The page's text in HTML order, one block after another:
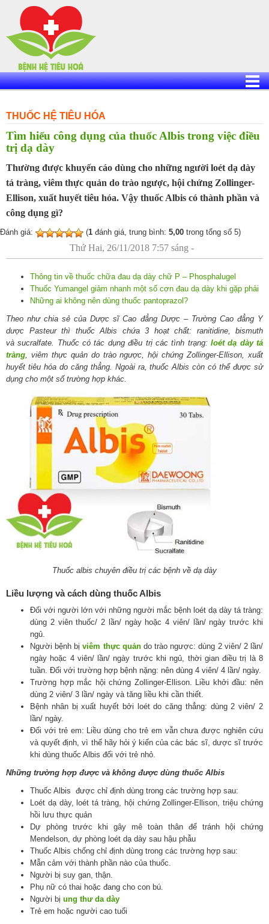
content
THUỐC HỆ TIÊU HÓA
Tìm hiểu công dụng của thuốc Albis trong việc điều
trị dạ dày
Thường được khuyến cáo dùng cho những người loét dạ dày
tá tràng, viêm thực quản do trào ngược, hội chứng Zollinger-
Ellison, xuất huyết tiêu hóa. Vậy thuốc Albis có thành phần và
công dụng gì?
Đánh giá: (1 đánh giá, trung bình: 5,00 trong tổng số 5)
Thứ Hai, 26/11/2018 7:57 sáng -
Thông tin về thuốc chữa đau dạ dày chữ P – Phosphalugel
Thuốc Yumangel giảm nhanh một số cơn đau dạ dày khi gặp phải
Những ai không nên dùng thuốc pantoprazol?
Theo như chia sẻ của Dược sĩ Cao đẳng Dược – Trường Cao đẳng Y
dược Pasteur thì thuốc Albis chứa 3 hoạt chất: ranitidine, bismuth
và sucralfate. Thuốc có tác dụng điều trị các tình trạng: loét dạ dày tá
tràng , viêm thực quản do trào ngược, hội chứng Zollinger-Ellison, xuất
huyết tiêu hóa do căng thẳng. Ngoài ra, thuốc Albis còn có thể được sử
dụng cho một số trường hợp khác.
Thuốc albis chuyên điều trị các bệnh về dạ dày
Liều lượng và cách dùng thuốc Albis
Đối với người lớn với những người mắc bệnh loét dạ dày tá tràng:
dùng 2 viên thuốc/ 2 lần/ ngày hoặc 4 viên/ lần/ ngày trước khi
ngủ.
Người bệnh bịviêm thực quảndo trào ngược: dùng 2 viên/ 2 lần/
ngày hoặc 4 viên/ lần/ ngày trước khi ngủ, thời gian điều trị là 8
tuần. Đối với trường hợp bệnh nặng: nên dùng 4 viên/ 4 lần/ ngày.
Trường hợp mắc hội chứng Zollinger-Ellison. Liều khởi đầu: nên
dùng 2 viên/ 3 lần/ ngày và tăng liều khi cần thiết.
Bệnh nhân bị xuất huyết bởi loét do căng thẳng: dùng 2 viên/ 2
lần/ ngày.
Đối với trẻ em: Liều dùng cho trẻ em vẫn chưa được nghiên cứu
và quyết định, vì thế hãy hỏi ý kiến của các bác sĩ, dược sĩ trước
khi dùng thuốc Albis đối với trẻ nhỏ.
Những trường hợp được và không được dùng thuốc Albis
Thuốc Albis được chỉ định dùng trong các trường hợp sau:
Loét dạ dày, loét tá tràng, hội chứng Zollinger-Ellison, triệu chứng
hồi lưu thực quản
Dự phòng trước khi gây mê toàn thân để tránh hội chứng
Mendelson, dự phòng loét dạ dày sau hậu phẫu
Thuốc Albis chống chỉ định dùng trong các trường hợp sau:
Mẫn cảm với thành phần nào của thuốc.
Người bị suy gan, thận.
Phụ nữ có thai hoặc đang cho con bú.
Người bị ung thư da dày
Trẻ em hoặc người cao tuổi